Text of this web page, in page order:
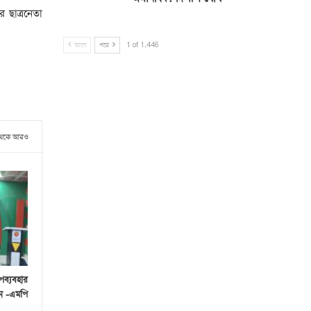
আরও
-এমপি
আগে পরে 1 of 1,446